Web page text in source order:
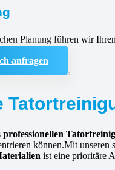
Planung führen wir
anfragen
professionellen
können.Mit
ist eine prioritäre